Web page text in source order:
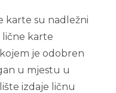
karte su nadležni
lične karte
je odobren
u mjestu u
izdaje ličnu